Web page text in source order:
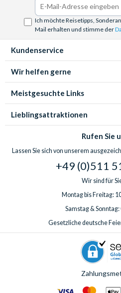
Ich möchte Reisetipps,
Mail erhalten und stimme der
Kundenservice
Wir helfen gerne
Meistgesuchte Links
Lieblingsattraktionen
Rufen Sie
Lassen Sie sich von unserem
+49 (0)511
Wir sind für
Montag bis Freitag:
Samstag &
Gesetzliche deutsche